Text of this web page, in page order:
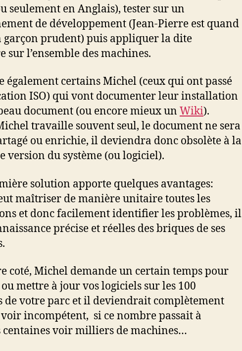
seulement en Anglais), tester sur un
de développement (Jean-Pierre est quand
garçon prudent) puis appliquer la dite
sur l’ensemble des machines.
également certains Michel (ceux qui ont passé
ISO) qui vont documenter leur installation
document (ou encore mieux un Wiki).
travaille souvent seul, le document ne sera
ou enrichie, il deviendra donc obsolète à la
version du système (ou logiciel).
solution apporte quelques avantages:
maîtriser de manière unitaire toutes les
et donc facilement identifier les problèmes, il
précise et réelles des briques de ses
coté, Michel demande un certain temps pour
mettre à jour vos logiciels sur les 100
de votre parc et il deviendrait complètement
incompétent, si ce nombre passait à
centaines voir milliers de machines…